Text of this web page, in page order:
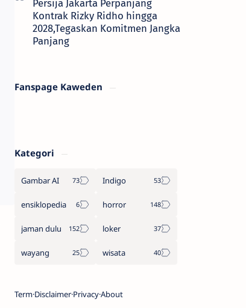
Persija Jakarta Perpanjang
Kontrak Rizky Ridho hingga
2028,Tegaskan Komitmen Jangka
Panjang
Fanspage Kaweden
Kategori
Gambar AI Indigo
ensiklopedia horror
jaman dulu loker
wayang wisata
TermDisclaimerPrivacyAbout